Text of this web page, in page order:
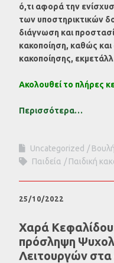
ό,τι αφορά την
των υποστηρικτικών
διάγνωση και
κακοποίηση, καθώς
κακοποίησης,
Ακολουθεί το πλήρες
Περισσότερα…
Uncategorized
Παιδεία
Παιδική
25/10/2022
Χαρά
πρόσληψη
Λειτουργών στα